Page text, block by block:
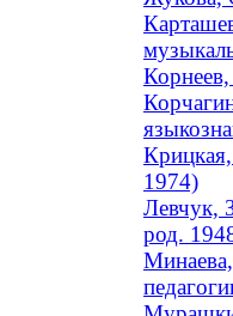
1974)
Левчук,
род.